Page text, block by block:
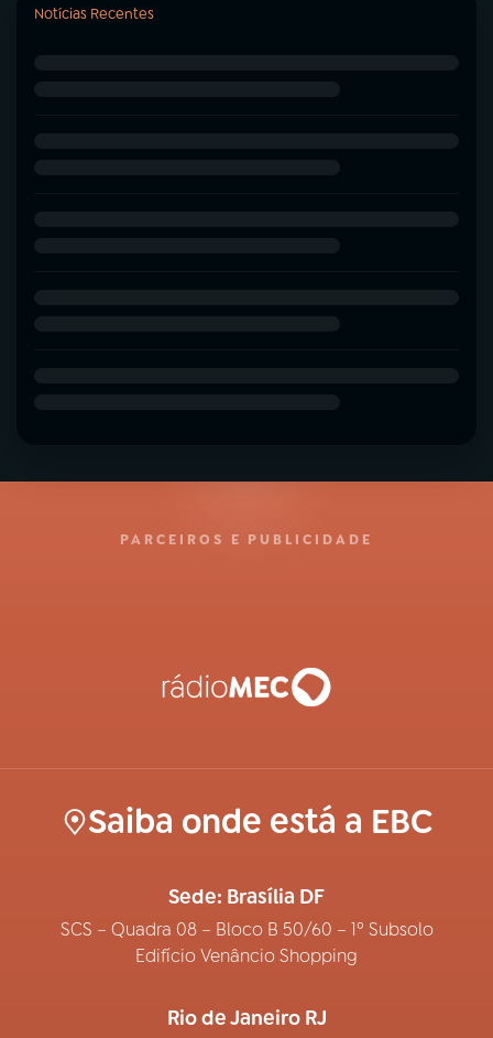
Notícias Recentes
PARCEIROS E PUBLICIDADE
Saiba onde está a EBC
Sede: Brasília DF
SCS – Quadra 08 – Bloco B 50/60 – 1º Subsolo
Edifício Venâncio Shopping
Rio de Janeiro RJ